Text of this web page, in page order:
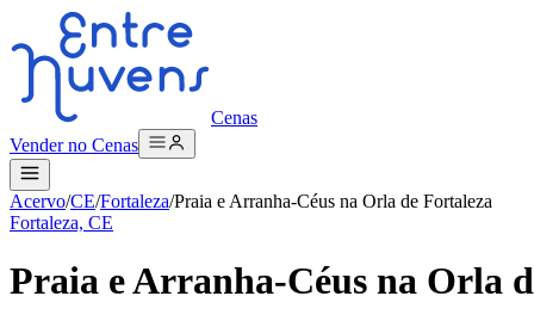
Cenas
Vender no Cenas
Acervo/CE/Fortaleza/Praia e Arranha-Céus na Orla de Fortaleza
Fortaleza, CE
Praia e Arranha-Céus na Orla